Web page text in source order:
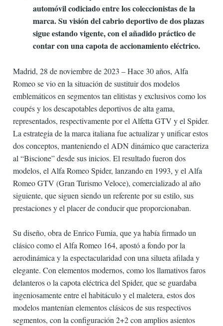
automóvil codiciado entre los coleccionistas de la
marca. Su visión del cabrio deportivo de dos plazas
sigue estando vigente, con el añadido práctico de
contar con una capota de accionamiento eléctrico.
Madrid, 28 de noviembre de 2023 – Hace 30 años, Alfa
Romeo se vio en la situación de sustituir dos modelos
emblemáticos en segmentos tan elitistas y exclusivos como los
coupés y los descapotables deportivos de alta gama,
representados, respectivamente por el Alfetta GTV y el Spider.
La estrategia de la marca italiana fue actualizar y unificar estos
dos conceptos, manteniendo el ADN dinámico que caracteriza
al “Biscione” desde sus inicios. El resultado fueron dos
modelos, el Alfa Romeo Spider, lanzando en 1993, y el Alfa
Romeo GTV (Gran Turismo Veloce), comercializado al año
siguiente, que siguen siendo un referente por su estilo, sus
prestaciones y el placer de conducir que proporcionaban.
Su diseño, obra de Enrico Fumia, que ya había firmado un
clásico como el Alfa Romeo 164, apostó a fondo por la
aerodinámica y la espectacularidad con una silueta afilada y
elegante. Con elementos modernos, como los llamativos faros
delanteros o la capota eléctrica del Spider, que se guardaba
ingeniosamente entre el habitáculo y el maletera, estos dos
modelos mantenían elementos clásicos de sus respectivos
segmentos, con la configuración 2+2 con amplios asientos